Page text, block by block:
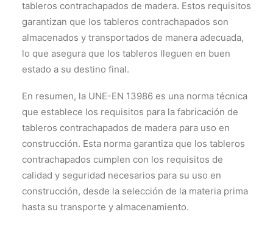
tableros contrachapados de madera. Estos requisitos
garantizan que los tableros contrachapados son
almacenados y transportados de manera adecuada,
lo que asegura que los tableros lleguen en buen
estado a su destino final.
En resumen, la UNE-EN 13986 es una norma técnica
que establece los requisitos para la fabricación de
tableros contrachapados de madera para uso en
construcción. Esta norma garantiza que los tableros
contrachapados cumplen con los requisitos de
calidad y seguridad necesarios para su uso en
construcción, desde la selección de la materia prima
hasta su transporte y almacenamiento.